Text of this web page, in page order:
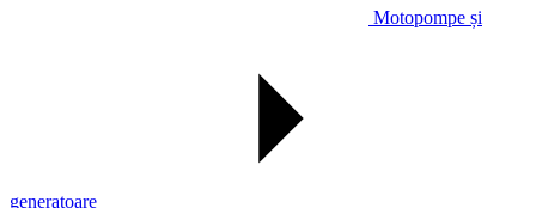
Motopompe și
generatoare